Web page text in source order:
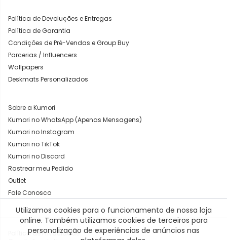
1. Onde é para entregar?
Política de Devoluções e Entregas
Política de Garantia
Condições de Pré-Vendas e Group Buy
Parcerias / Influencers
Wallpapers
Deskmats Personalizados
Sobre a Kumori
Kumori no WhatsApp (Apenas Mensagens)
Kumori no Instagram
Kumori no TikTok
Kumori no Discord
Rastrear meu Pedido
Outlet
Fale Conosco
Política de Privacidade
Utilizamos cookies para o funcionamento de nossa loja
online. Também utilizamos cookies de terceiros para
personalização de experiências de anúncios nas